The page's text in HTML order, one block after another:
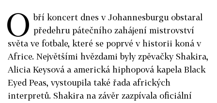
O bří koncert dnes v Johannesburgu obstaral
předehru pátečního zahájení mistrovství
světa ve fotbale, které se poprvé v historii koná v
Africe. Největšími hvězdami byly zpěvačky Shakira,
Alicia Keysová a americká hiphopová kapela Black
Eyed Peas, vystoupila také řada afrických
interpretů. Shakira na závěr zazpívala oficiální